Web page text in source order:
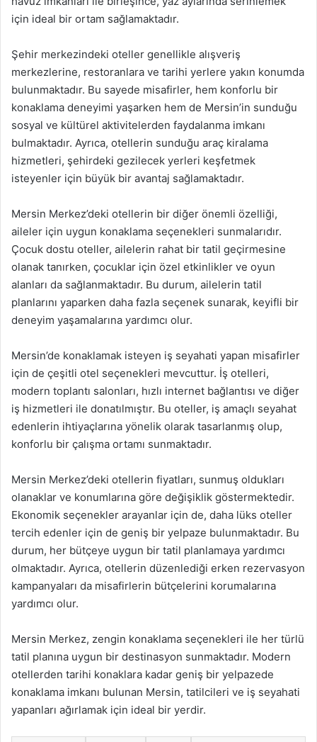
için ideal bir ortam sağlamaktadır.
Şehir merkezindeki oteller genellikle alışveriş
merkezlerine, restoranlara ve tarihi yerlere yakın konumda
bulunmaktadır. Bu sayede misafirler, hem konforlu bir
konaklama deneyimi yaşarken hem de Mersin’in sunduğu
sosyal ve kültürel aktivitelerden faydalanma imkanı
bulmaktadır. Ayrıca, otellerin sunduğu araç kiralama
hizmetleri, şehirdeki gezilecek yerleri keşfetmek
isteyenler için büyük bir avantaj sağlamaktadır.
Mersin Merkez’deki otellerin bir diğer önemli özelliği,
aileler için uygun konaklama seçenekleri sunmalarıdır.
Çocuk dostu oteller, ailelerin rahat bir tatil geçirmesine
olanak tanırken, çocuklar için özel etkinlikler ve oyun
alanları da sağlanmaktadır. Bu durum, ailelerin tatil
planlarını yaparken daha fazla seçenek sunarak, keyifli bir
deneyim yaşamalarına yardımcı olur.
Mersin’de konaklamak isteyen iş seyahati yapan misafirler
için de çeşitli otel seçenekleri mevcuttur. İş otelleri,
modern toplantı salonları, hızlı internet bağlantısı ve diğer
iş hizmetleri ile donatılmıştır. Bu oteller, iş amaçlı seyahat
edenlerin ihtiyaçlarına yönelik olarak tasarlanmış olup,
konforlu bir çalışma ortamı sunmaktadır.
Mersin Merkez’deki otellerin fiyatları, sunmuş oldukları
olanaklar ve konumlarına göre değişiklik göstermektedir.
Ekonomik seçenekler arayanlar için de, daha lüks oteller
tercih edenler için de geniş bir yelpaze bulunmaktadır. Bu
durum, her bütçeye uygun bir tatil planlamaya yardımcı
olmaktadır. Ayrıca, otellerin düzenlediği erken rezervasyon
kampanyaları da misafirlerin bütçelerini korumalarına
yardımcı olur.
Mersin Merkez, zengin konaklama seçenekleri ile her türlü
tatil planına uygun bir destinasyon sunmaktadır. Modern
otellerden tarihi konaklara kadar geniş bir yelpazede
konaklama imkanı bulunan Mersin, tatilcileri ve iş seyahati
yapanları ağırlamak için ideal bir yerdir.